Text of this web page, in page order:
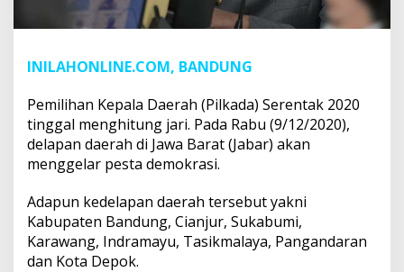
INILAHONLINE.COM, BANDUNG
Pemilihan Kepala Daerah (Pilkada) Serentak 2020
tinggal menghitung jari. Pada Rabu (9/12/2020),
delapan daerah di Jawa Barat (Jabar) akan
menggelar pesta demokrasi.
Adapun kedelapan daerah tersebut yakni
Kabupaten Bandung, Cianjur, Sukabumi,
Karawang, Indramayu, Tasikmalaya, Pangandaran
dan Kota Depok.